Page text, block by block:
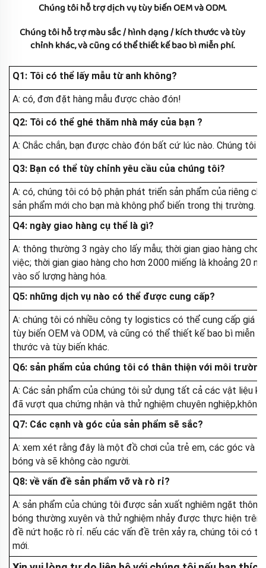
Chúng tôi hỗ trợ dịch vụ tùy biến OEM và ODM.
Chúng tôi hỗ trợ màu sắc / hình dạng / kích thước và tùy
chỉnh khác, và cũng có thể thiết kế bao bì miễn phí.
Q1: Tôi có thể lấy mẫu từ anh không?
A: có, đơn đặt hàng mẫu được chào đón!
Q2: Tôi có thể ghé thăm nhà máy của bạn ?
A: Chắc chắn, bạn được chào đón bất cứ lúc nào. Chúng tôi
Q3: Bạn có thể tùy chỉnh yêu cầu của chúng tôi?
A: có, chúng tôi có bộ phận phát triển sản phẩm của riêng
sản phẩm mới cho bạn mà không phổ biến trong thị trường.
Q4: ngày giao hàng cụ thể là gì?
A: thông thường 3 ngày cho lấy mẫu; thời gian giao hàng
việc; thời gian giao hàng cho hơn 2000 miếng là khoảng 20
vào số lượng hàng hóa.
Q5: những dịch vụ nào có thể được cung cấp?
A: chúng tôi có nhiều công ty logistics có thể cung cấp giá
tùy biến OEM và ODM, và cũng có thể thiết kế bao bì miễn
thước và tùy biến khác.
Q6: sản phẩm của chúng tôi có thân thiện với môi
A: Các sản phẩm của chúng tôi sử dụng tất cả các vật liệu
đã vượt qua chứng nhận và thử nghiệm chuyên
Q7: Các cạnh và góc của sản phẩm sẽ sắc?
A: xem xét rằng đây là một đồ chơi của trẻ em, các góc và
bóng và sẽ không cào người.
Q8: về vấn đề sản phẩm vỡ và rò rỉ?
A: sản phẩm của chúng tôi được sản xuất nghiêm ngặt
bóng thường xuyên và thử nghiệm nhảy được thực hiện trên
đề nứt hoặc rò rỉ. nếu các vấn đề trên xảy ra, chúng tôi có
mới.